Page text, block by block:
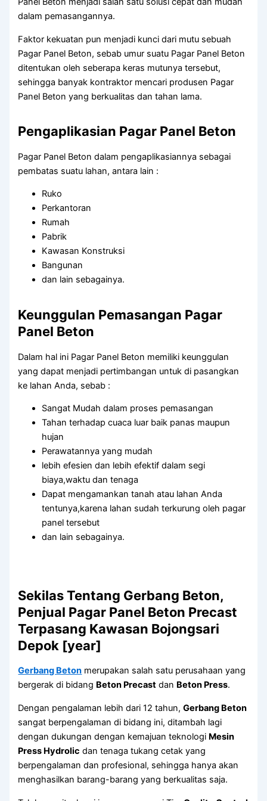
dalam pemasangannya.
Faktor kekuatan pun menjadi kunci dari mutu sebuah
Pagar Panel Beton, sebab umur suatu Pagar Panel Beton
ditentukan oleh seberapa keras mutunya tersebut,
sehingga banyak kontraktor mencari produsen Pagar
Panel Beton yang berkualitas dan tahan lama.
Pengaplikasian Pagar Panel Beton
Pagar Panel Beton dalam pengaplikasiannya sebagai
pembatas suatu lahan, antara lain :
Ruko
Perkantoran
Rumah
Pabrik
Kawasan Konstruksi
Bangunan
dan lain sebagainya.
Keunggulan Pemasangan Pagar
Panel Beton
Dalam hal ini Pagar Panel Beton memiliki keunggulan
yang dapat menjadi pertimbangan untuk di pasangkan
ke lahan Anda, sebab :
Sangat Mudah dalam proses pemasangan
Tahan terhadap cuaca luar baik panas maupun
hujan
Perawatannya yang mudah
lebih efesien dan lebih efektif dalam segi
biaya,waktu dan tenaga
Dapat mengamankan tanah atau lahan Anda
tentunya,karena lahan sudah terkurung oleh pagar
panel tersebut
dan lain sebagainya.
Sekilas Tentang Gerbang Beton,
Penjual Pagar Panel Beton Precast
Terpasang Kawasan Bojongsari
Depok [year]
Gerbang Beton merupakan salah satu perusahaan yang
bergerak di bidang Beton Precast dan Beton Press.
Dengan pengalaman lebih dari 12 tahun,Gerbang Beton
sangat berpengalaman di bidang ini, ditambah lagi
dengan dukungan dengan kemajuan teknologi Mesin
Press Hydrolic dan tenaga tukang cetak yang
berpengalaman dan profesional, sehingga hanya akan
menghasilkan barang-barang yang berkualitas saja.